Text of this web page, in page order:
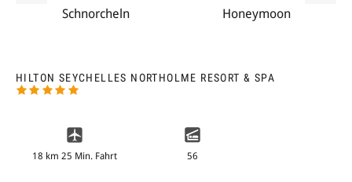
Schnorcheln Honeymoon
HILTON SEYCHELLES NORTHOLME RESORT & SPA
18 km 25 Min. Fahrt 56